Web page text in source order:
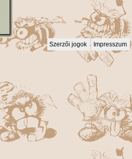
Szerzői jogok Impresszum